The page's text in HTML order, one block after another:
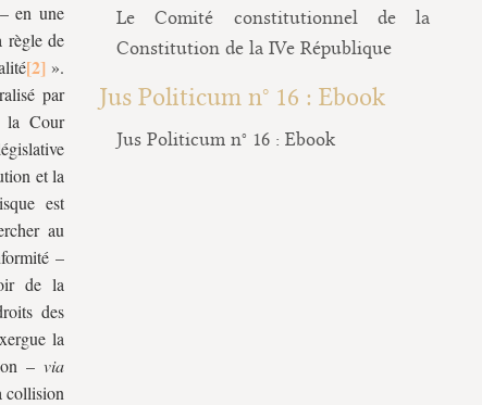
en une
règle de
».
par
la Cour
et la
est
au
–
de la
des
la
– via
collision
Le Comité constitutionnel de la
Constitution de la IVe République
Jus Politicum n° 16 : Ebook
Jus Politicum n° 16 : Ebook